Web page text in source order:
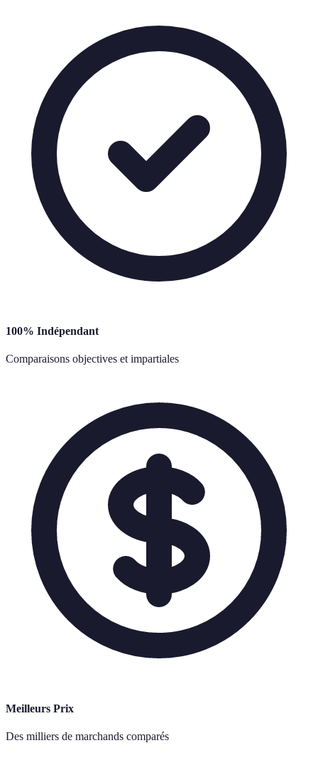
100% Indépendant
Comparaisons objectives et impartiales
Meilleurs Prix
Des milliers de marchands comparés